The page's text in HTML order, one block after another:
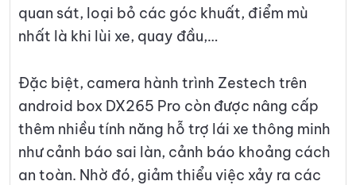
quan sát, loại bỏ các góc khuất, điểm mù
nhất là khi lùi xe, quay đầu,…
Đặc biệt, camera hành trình Zestech trên
android box DX265 Pro còn được nâng cấp
thêm nhiều tính năng hỗ trợ lái xe thông minh
như cảnh báo sai làn, cảnh báo khoảng cách
an toàn. Nhờ đó, giảm thiểu việc xảy ra các